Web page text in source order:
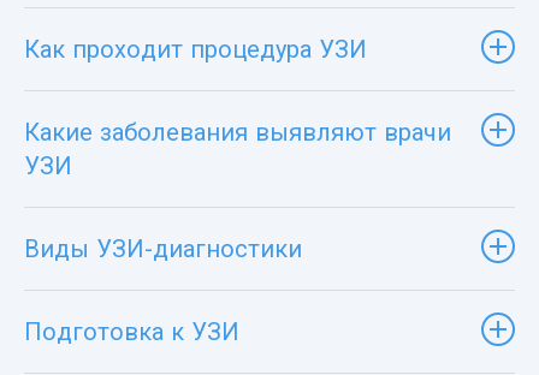
Как проходит процедура УЗИ
Какие заболевания выявляют врачи
УЗИ
Виды УЗИ-диагностики
Подготовка к УЗИ